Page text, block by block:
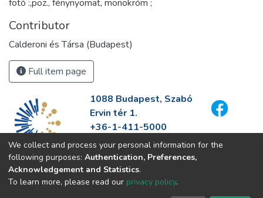
fotó :,poz., fénynyomat, monokróm ;
Contributor
Calderoni és Társa (Budapest)
Full item page
1088 Budapest, Szabó
Ervin tér 1.
+36-1-411-5000
info@fszek.hu
https://fszek.hu
We collect and process your personal information for the
following purposes: Authentication, Preferences,
Acknowledgement and Statistics.
To learn more, please read our privacy policy.